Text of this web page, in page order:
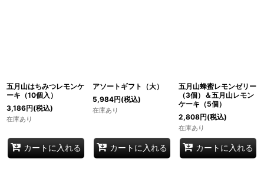
五月山はちみつレモンケ
ーキ（10個入）
3,186円(税込)
在庫あり
カートに入れる
アソートギフト（大）
5,984円(税込)
在庫あり
カートに入れる
五月山蜂蜜レモンゼリー
（3個）＆五月山レモン
ケーキ（5個）
2,808円(税込)
在庫あり
カートに入れる